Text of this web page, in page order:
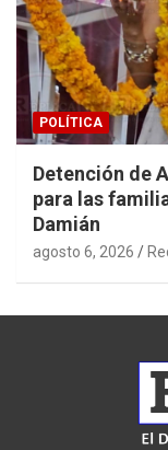
POLÍTICA
Detención de
para las
Damián
agosto 6, 2026